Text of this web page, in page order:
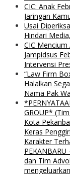
CIC: Anak
Jaringan
Usai
Hindari
CIC
Jampidsus
Intervensi
“Law Firm
Halalkan
Nama Pak
GROUP*
Kota
Keras
Karakter
dan Tim